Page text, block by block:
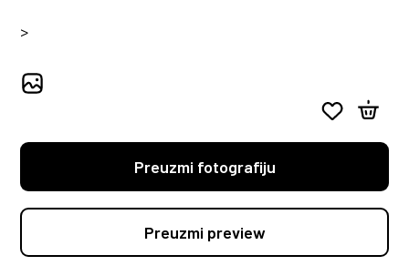
>
Preuzmi fotografiju
Preuzmi preview